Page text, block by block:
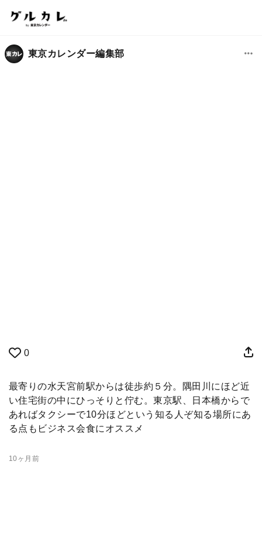
東京カレンダー編集部
0
最寄りの水天宮前駅からは徒歩約５分。隅田川にほど近
い住宅街の中にひっそりと佇む。東京駅、日本橋からで
あればタクシーで10分ほどという知る人ぞ知る場所にあ
る点もビジネス会食にオススメ
10ヶ月前